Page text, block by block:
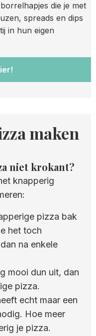
die je met
spreads en dips
in hun eigen
maken
niet krokant?
knapperig
pizza bak
het toch
na enkele
mooi dun uit, dan
pizza.
echt maar een
Hoe meer
je pizza.